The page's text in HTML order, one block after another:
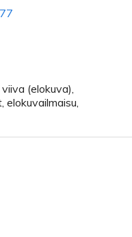
(elokuva),
elokuvailmaisu,